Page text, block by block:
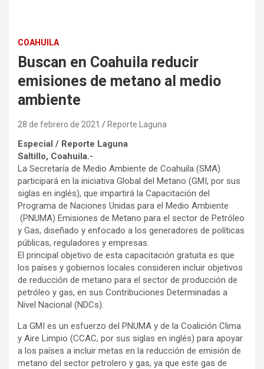
COAHUILA
Buscan en Coahuila reducir
emisiones de metano al medio
ambiente
28 de febrero de 2021 Reporte Laguna
Especial / Reporte Laguna
Saltillo, Coahuila.-
La Secretaría de Medio Ambiente de Coahuila (SMA)
participará en la iniciativa Global del Metano (GMI, por sus
siglas en inglés), que impartirá la Capacitación del
Programa de Naciones Unidas para el Medio Ambiente
(PNUMA) Emisiones de Metano para el sector de Petróleo
y Gas, diseñado y enfocado a los generadores de políticas
públicas, reguladores y empresas.
El principal objetivo de esta capacitación gratuita es que
los países y gobiernos locales consideren incluir objetivos
de reducción de metano para el sector de producción de
petróleo y gas, en sus Contribuciones Determinadas a
Nivel Nacional (NDCs).
La GMI es un esfuerzo del PNUMA y de la Coalición Clima
y Aire Limpio (CCAC, por sus siglas en inglés) para apoyar
a los países a incluir metas en la reducción de emisión de
metano del sector petrolero y gas, ya que este gas de